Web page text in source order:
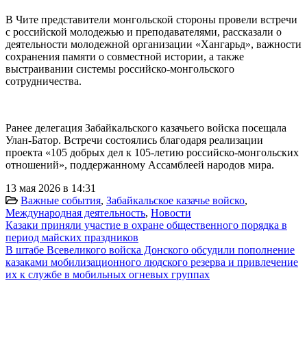
В Чите представители монгольской стороны провели встречи
с российской молодежью и преподавателями, рассказали о
деятельности молодежной организации «Хангарьд», важности
сохранения памяти о совместной истории, а также
выстраивании системы российско-монгольского
сотрудничества.
Ранее делегация Забайкальского казачьего войска посещала
Улан-Батор. Встречи состоялись благодаря реализации
проекта «105 добрых дел к 105-летию российско-монгольских
отношений», поддержанному Ассамблеей народов мира.
13 мая 2026 в 14:31
Важные события, Забайкальское казачье войско,
Международная деятельность, Новости
Казаки приняли участие в охране общественного порядка в
период майских праздников
В штабе Всевеликого войска Донского обсудили пополнение
казаками мобилизационного людского резерва и привлечение
их к службе в мобильных огневых группах